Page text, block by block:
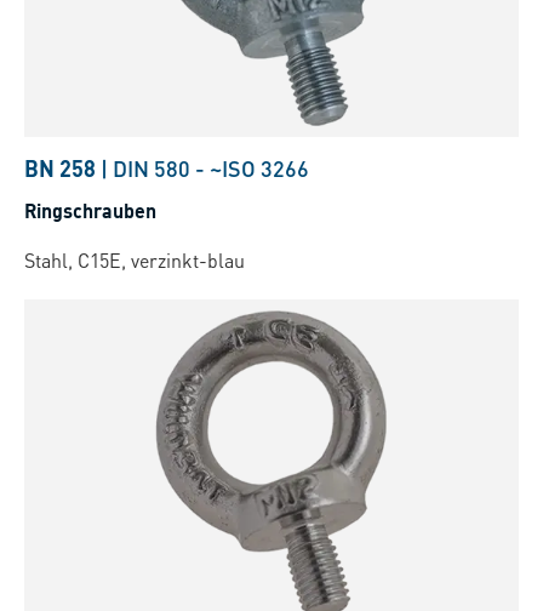
BN 258 | DIN 580 - ~ISO 3266
Ringschrauben
Stahl, C15E, verzinkt-blau